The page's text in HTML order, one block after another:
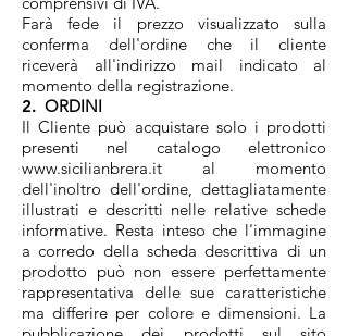
Farà fede il prezzo visualizzato sulla
conferma dell'ordine che il cliente
riceverà all'indirizzo mail indicato al
momento della registrazione.
2. ORDINI
Il Cliente può acquistare solo i prodotti
presenti nel catalogo elettronico
www.sicilianbrera.it al momento
dell'inoltro dell'ordine, dettagliatamente
illustrati e descritti nelle relative schede
informative. Resta inteso che l'immagine
a corredo della scheda descrittiva di un
prodotto può non essere perfettamente
rappresentativa delle sue caratteristiche
ma differire per colore e dimensioni. La